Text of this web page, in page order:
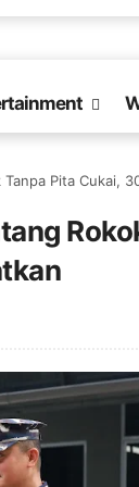
Pita Cukai,